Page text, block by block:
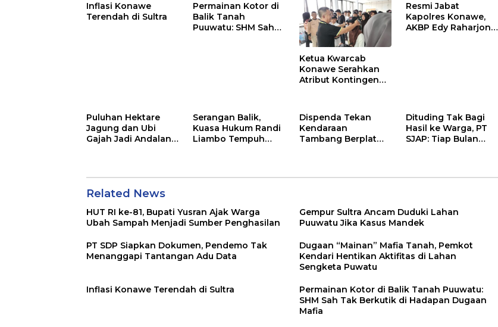
Inflasi Konawe
Terendah di Sultra
Permainan Kotor di
Balik Tanah
Puuwatu: SHM Sah
Ketua Kwarcab
Konawe Serahkan
Atribut Kontingen
Resmi Jabat
Kapolres Konawe,
AKBP Edy Raharjono
Puluhan Hektare
Jagung dan Ubi
Gajah Jadi Andalan
Serangan Balik,
Kuasa Hukum Randi
Liambo Tempuh
Dispenda Tekan
Kendaraan
Tambang Berplat
Dituding Tak Bagi
Hasil ke Warga, PT
SJAP: Tiap Bulan
Related News
HUT RI ke-81, Bupati Yusran Ajak Warga
Ubah Sampah Menjadi Sumber Penghasilan
Gempur Sultra Ancam Duduki Lahan
Puuwatu Jika Kasus Mandek
PT SDP Siapkan Dokumen, Pendemo Tak
Menanggapi Tantangan Adu Data
Dugaan “Mainan” Mafia Tanah, Pemkot
Kendari Hentikan Aktifitas di Lahan
Sengketa Puwatu
Inflasi Konawe Terendah di Sultra
Permainan Kotor di Balik Tanah Puuwatu:
SHM Sah Tak Berkutik di Hadapan Dugaan
Mafia